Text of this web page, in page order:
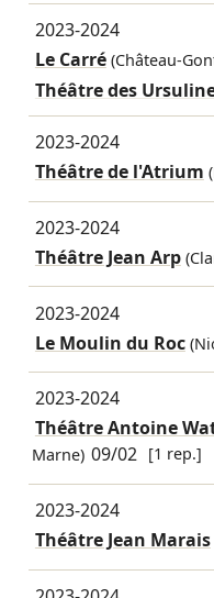
2023-2024
Le Carré(Château-
Théâtre des
2023-2024
Théâtre de l'Atrium
2023-2024
Théâtre Jean Arp
2023-2024
Le Moulin du Roc
2023-2024
Théâtre Antoine
Marne) 09/02 [1 rep.]
2023-2024
Théâtre Jean Marais